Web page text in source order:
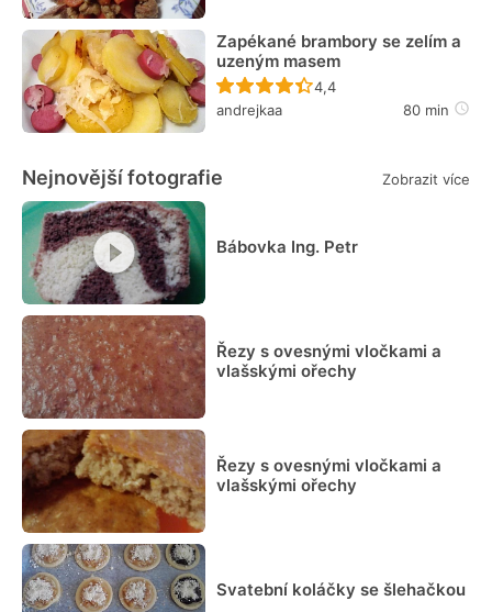
Zapékané brambory se zelím a
uzeným masem
Recept ještě nebyl
4,4
andrejkaa
80 min
Nejnovější fotografie Zobrazit více
Bábovka Ing. Petr
Řezy s ovesnými vločkami a
vlašskými ořechy
Řezy s ovesnými vločkami a
vlašskými ořechy
Svatební koláčky se šlehačkou